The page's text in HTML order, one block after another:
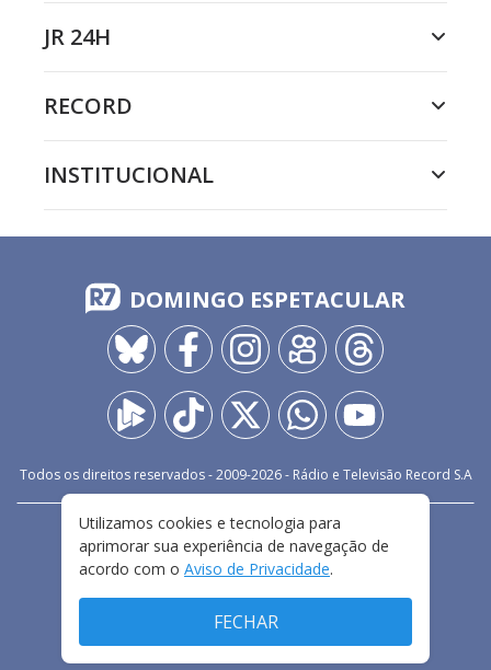
JR 24H
RECORD
INSTITUCIONAL
DOMINGO ESPETACULAR
Todos os direitos reservados - 2009-2026- Rádio e Televisão Record S.A
FALE CONOSCO
PRIVACIDADE
TERMOS E CONDIÇÕES DE USO
Utilizamos cookies e tecnologia para
aprimorar sua experiência de navegação de
acordo com o Aviso de Privacidade.
FECHAR